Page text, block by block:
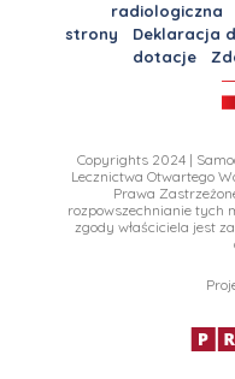
radiologiczna
strony
Deklaracja
dotacje
Copyrights 2024 |
Lecznictwa Otwartego
Prawa
rozpowszechnianie tych
zgody właściciela jest